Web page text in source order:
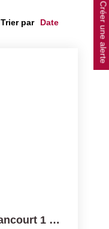
Créer une alerte
Trier par
Appartement Boulogne Billancourt 1 Pièce(s) 21 M2